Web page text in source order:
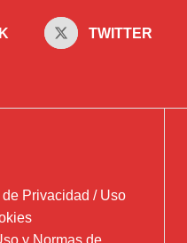
TWITTER
Privacidad / Uso